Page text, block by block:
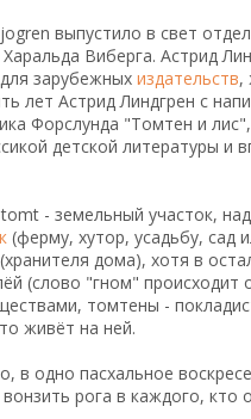
выпустило в свет
Виберга. Астрид
зарубежных издательств,
лет Астрид Линдгрен с
Форслунда "Томтен и
детской литературы и
- земельный участок,
(ферму, хутор, усадьбу, сад
дома), хотя в
(слово "гном"
томтены -
живёт на ней.
в одно пасхальное
рога в каждого,